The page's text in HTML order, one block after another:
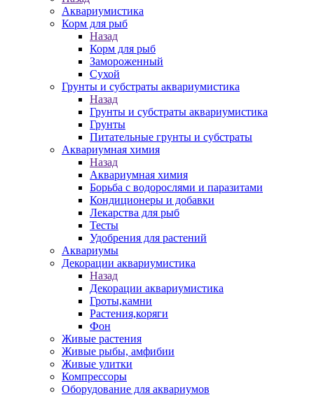
Аквариумистика
Корм для рыб
Назад
Корм для рыб
Замороженный
Сухой
Грунты и субстраты аквариумистика
Назад
Грунты и субстраты аквариумистика
Грунты
Питательные грунты и субстраты
Аквариумная химия
Назад
Аквариумная химия
Борьба с водорослями и паразитами
Кондиционеры и добавки
Лекарства для рыб
Тесты
Удобрения для растений
Аквариумы
Декорации аквариумистика
Назад
Декорации аквариумистика
Гроты,камни
Растения,коряги
Фон
Живые растения
Живые рыбы, амфибии
Живые улитки
Компрессоры
Оборудование для аквариумов